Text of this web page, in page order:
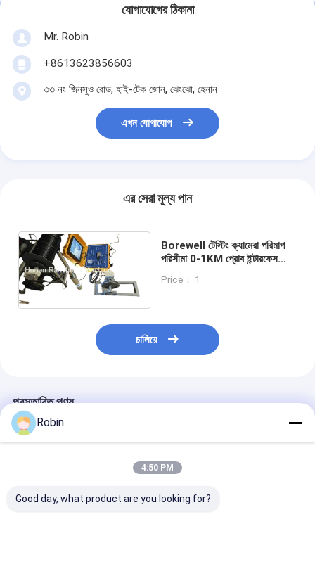
যোগাযোগের ঠিকানা
Mr. Robin
+8613623856603
৩৩ নং জিনসুও রোড, হাই-টেক জোন, ঝেংঝো, হেনান
এখন যোগাযোগ
এর সেরা মূল্য পান
Borewell টেস্টিং ক্যামেরা পরিমাপ
পরিসীমা 0-1KM প্রোব ইন্টারফেস
প্রোব সংযোগ
Price： 1
চালিয়ে
প্রস্তাবিত পণ্য
Robin
4:50 PM
Good day, what product are you looking for?